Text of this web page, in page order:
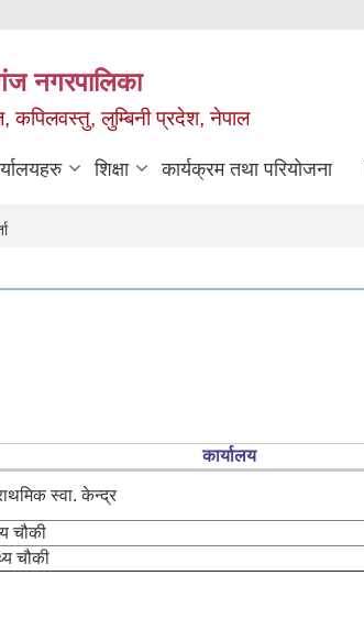
नगरपालिका
कपिलवस्तु, लुम्बिनी प्रदेश, नेपाल
शिक्षा कार्यक्रम तथा परियोजना
कार्यालय
स्वा. केन्द्र
चौकी
चौकी